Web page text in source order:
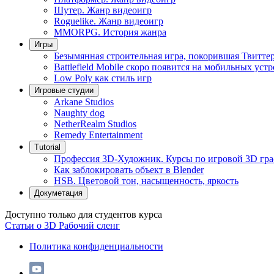
Шутер. Жанр видеоигр
Roguelike. Жанр видеоигр
MMORPG. История жанра
Игры
Безымянная строительная игра, покорившая
Battlefield Mobile скоро появится на мобильных
Low Poly как стиль игр
Игровые студии
Arkane Studios
Naughty dog
NetherRealm Studios
Remedy Entertainment
Tutorial
Профессия 3D-Художник. Курсы по игровой 3D
Как заблокировать объект в Blender
HSB. Цветовой тон, насыщенность, яркость
Докуметация
Доступно только для студентов курса
Статьи о 3D Рабочий сленг
Политика конфиденциальности